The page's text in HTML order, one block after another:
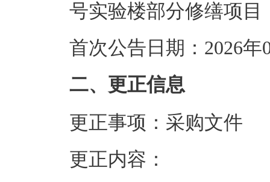
号实验楼部分
首次公告日期：
二、更正信息
更正事项：采购文件
更正内容：